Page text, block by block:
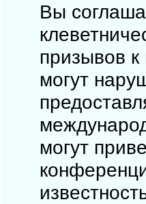
Вы
призывов
могут
могут